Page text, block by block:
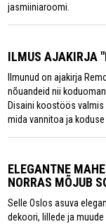
jasmiiniaroomi.
ILMUS AJAKIRJA
Ilmunud on ajakirja
nõuandeid nii
Disaini koostöös
mida vannitoa ja
ELEGANTNE
NORRAS MÕJUB
Selle Oslos asuva
dekoori, lillede ja